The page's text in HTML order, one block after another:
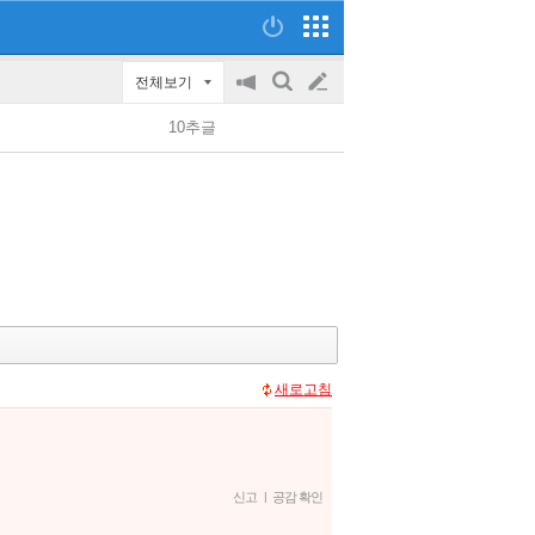
전체보기
공
on/off
검
글
쓰
10추글
새로고침
신고 | 공감 확인